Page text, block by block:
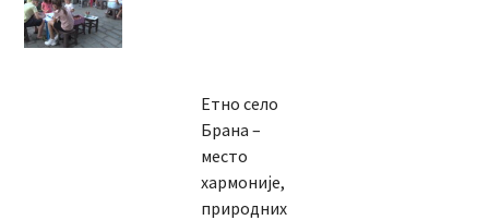
Етно село
Брана –
место
хармоније,
природних